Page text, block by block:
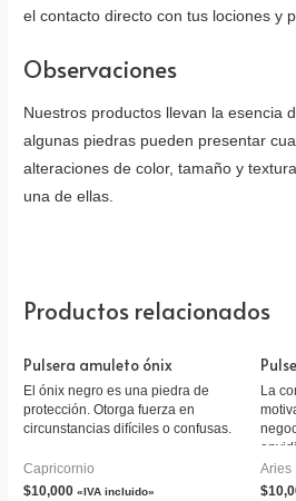
el contacto directo con tus lociones y
Observaciones
Nuestros productos llevan la esencia
algunas piedras pueden presentar
alteraciones de color, tamaño y
una de ellas.
Productos relacionados
Pulsera amuleto ónix
El ónix negro es una piedra de
protección. Otorga fuerza en
circunstancias difíciles o confusas.
Capricornio
$10,000 «IVA incluido»
La
Aries
$